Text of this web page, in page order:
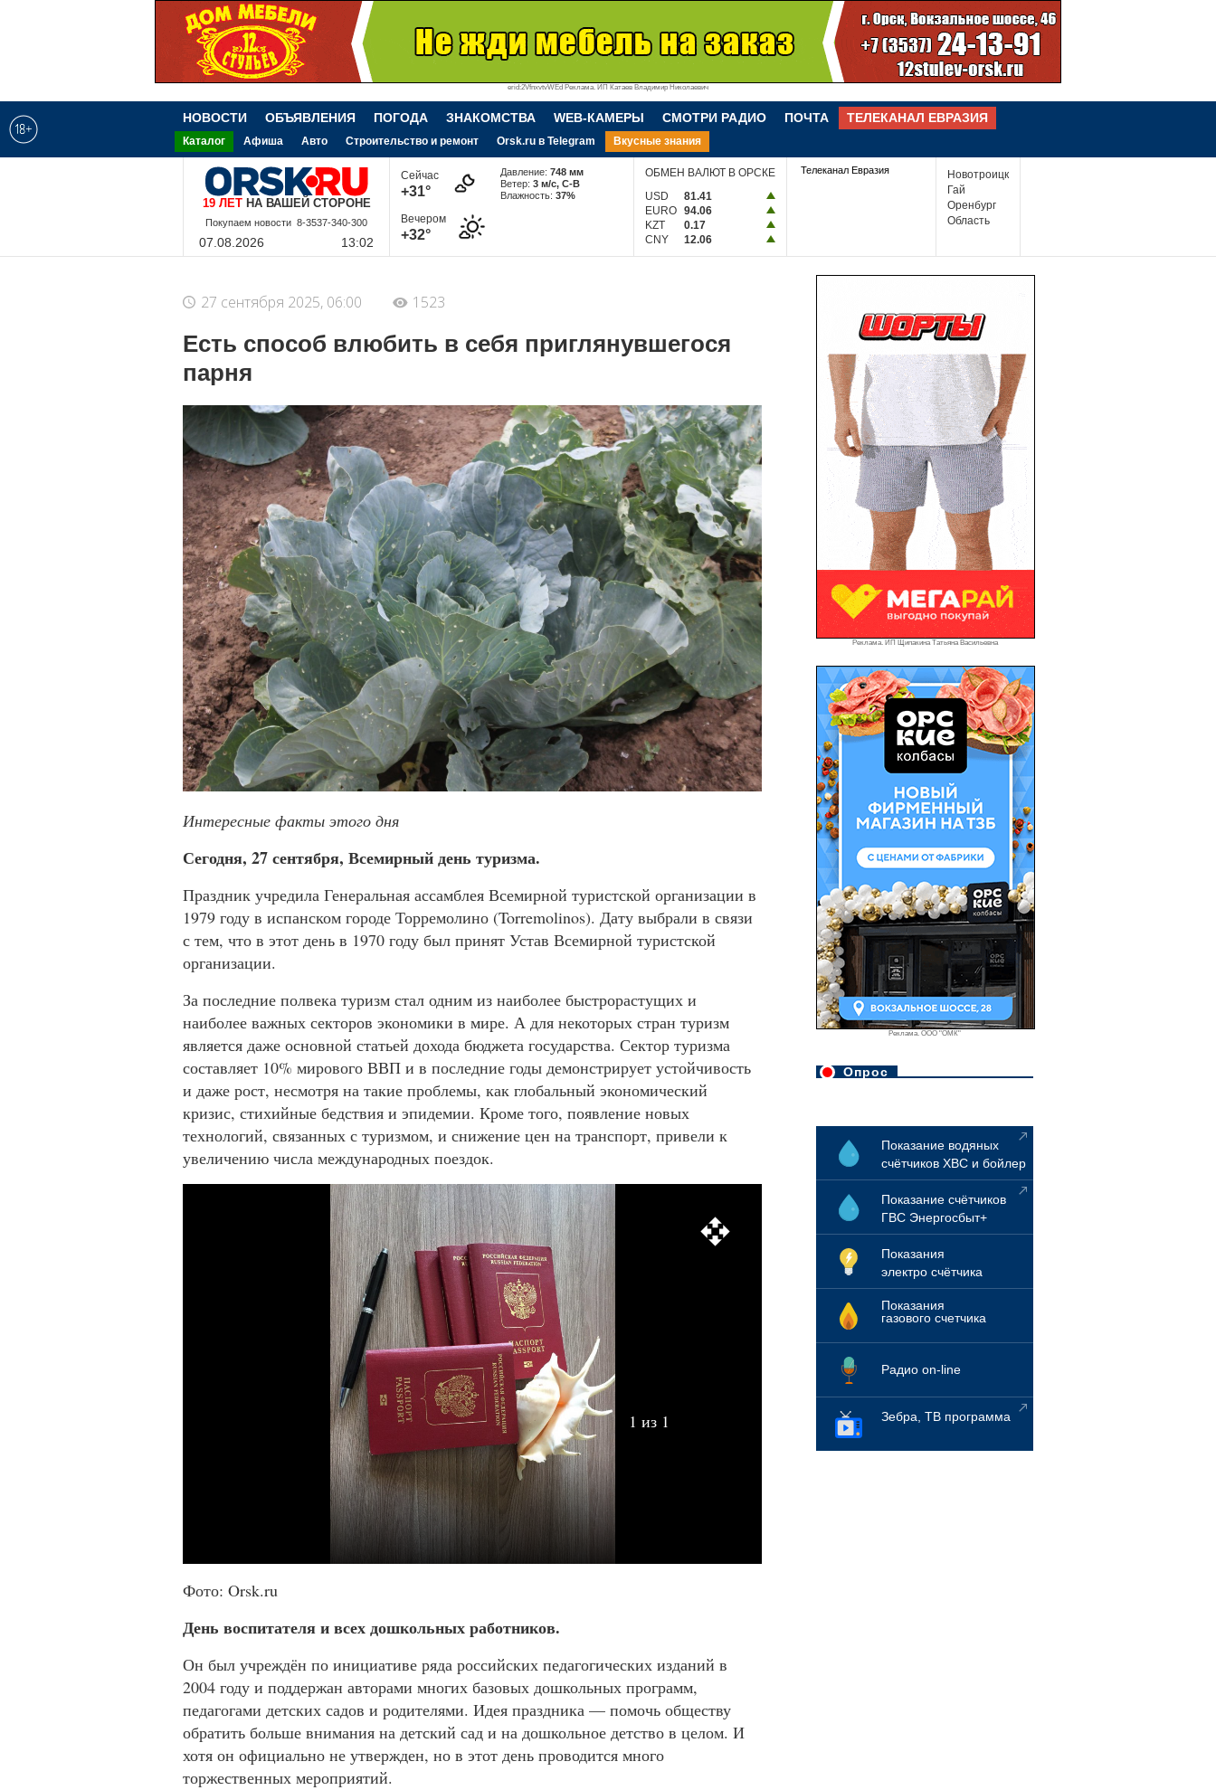
erid:2VfnxvtvWEd Реклама. ИП Катаев Владимир Николаевич
НОВОСТИ ОБЪЯВЛЕНИЯ ПОГОДА ЗНАКОМСТВА WEB-КАМЕРЫ СМОТРИ РАДИО ПОЧТА ТЕЛЕКАНАЛ ЕВРАЗИЯ
Каталог Афиша Авто Строительство и ремонт Orsk.ru в Telegram Вкусные знания
19 ЛЕТНА ВАШЕЙ СТОРОНЕ
8-9-228-340-300
Сейчас
+31°
Вечером
+32°
Давление:748 мм
Ветер:3 м/c, С-В
Влажность:37%
ОБМЕН ВАЛЮТ В ОРСКЕ
USD
81.41
EURO 94.06
KZT
0.17
CNY
12.06
Телеканал Евразия
Новотроицк
Гай
Оренбург
Область
Реклама. ИП Щипакина Татьяна Васильевна
Реклама. ООО "ОМК"
Опрос
Показание водяных
счётчиков ХВС и бойлер
Показание счётчиков
ГВС Энергосбыт+
Показания
электро счётчика
Показания
газового счетчика
Радио on-line
Зебра, ТВ программа
27 сентября 2025, 06:00 1523
Есть способ влюбить в себя приглянувшегося
парня
Интересные факты этого дня
Сегодня, 27 сентября, Всемирный день туризма.
Праздник учредила Генеральная ассамблея Всемирной туристской организации в
1979 году в испанском городе Торремолино (Torremolinos). Дату выбрали в связи
с тем, что в этот день в 1970 году был принят Устав Всемирной туристской
организации.
За последние полвека туризм стал одним из наиболее быстрорастущих и
наиболее важных секторов экономики в мире. А для некоторых стран туризм
является даже основной статьей дохода бюджета государства. Сектор туризма
составляет 10% мирового ВВП и в последние годы демонстрирует устойчивость
и даже рост, несмотря на такие проблемы, как глобальный экономический
кризис, стихийные бедствия и эпидемии. Кроме того, появление новых
технологий, связанных с туризмом, и снижение цен на транспорт, привели к
увеличению числа международных поездок.
1 из 1
Фото: Orsk.ru
День воспитателя и всех дошкольных работников.
Он был учреждён по инициативе ряда российских педагогических изданий в
2004 году и поддержан авторами многих базовых дошкольных программ,
педагогами детских садов и родителями. Идея праздника — помочь обществу
обратить больше внимания на детский сад и на дошкольное детство в целом. И
хотя он официально не утвержден, но в этот день проводится много
торжественных мероприятий.